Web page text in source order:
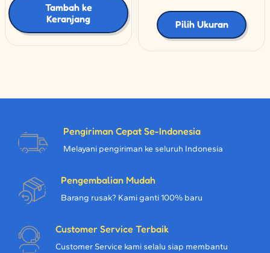
Tambah ke
Keranjang
Pilih Ukuran
Pengiriman Cepat Se-Indonesia
Melayani pengiriman ke seluruh Indonesia
Pengembalian Mudah
Barang rusak? Kami ganti 100% baru
Customer Service Terbaik
Customer Service kami selalu siap membantu